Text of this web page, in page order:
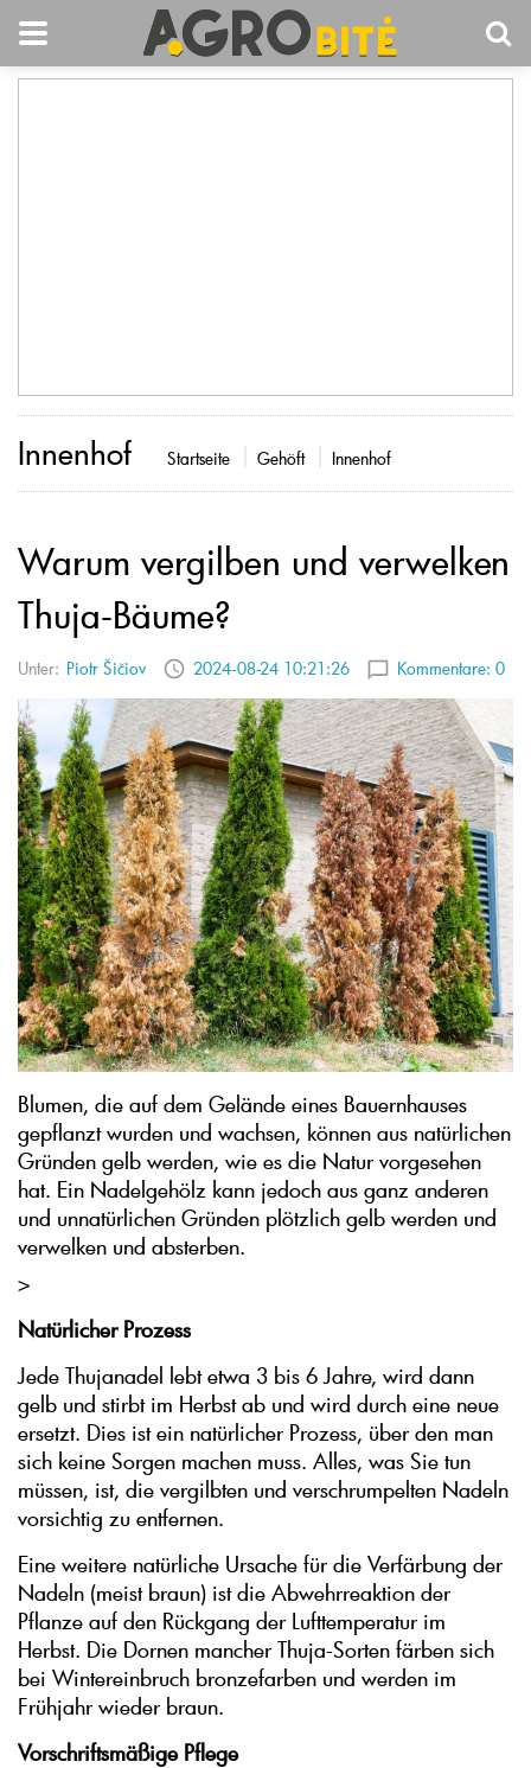
Innenhof Startseite Gehöft Innenhof
Warum vergilben und verwelken
Thuja-Bäume?
Unter: Piotr Šičiov 2024-08-24 10:21:26 Kommentare: 0
Blumen, die auf dem Gelände eines Bauernhauses
gepflanzt wurden und wachsen, können aus natürlichen
Gründen gelb werden, wie es die Natur vorgesehen
hat. Ein Nadelgehölz kann jedoch aus ganz anderen
und unnatürlichen Gründen plötzlich gelb werden und
verwelken und absterben.
>
Natürlicher Prozess
Jede Thujanadel lebt etwa 3 bis 6 Jahre, wird dann
gelb und stirbt im Herbst ab und wird durch eine neue
ersetzt. Dies ist ein natürlicher Prozess, über den man
sich keine Sorgen machen muss. Alles, was Sie tun
müssen, ist, die vergilbten und verschrumpelten Nadeln
vorsichtig zu entfernen.
Eine weitere natürliche Ursache für die Verfärbung der
Nadeln (meist braun) ist die Abwehrreaktion der
Pflanze auf den Rückgang der Lufttemperatur im
Herbst. Die Dornen mancher Thuja-Sorten färben sich
bei Wintereinbruch bronzefarben und werden im
Frühjahr wieder braun.
Vorschriftsmäßige Pflege